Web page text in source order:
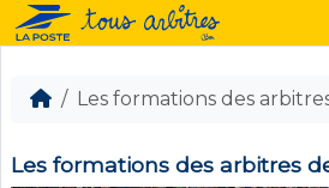
Les formations des
Les formations des arbitres